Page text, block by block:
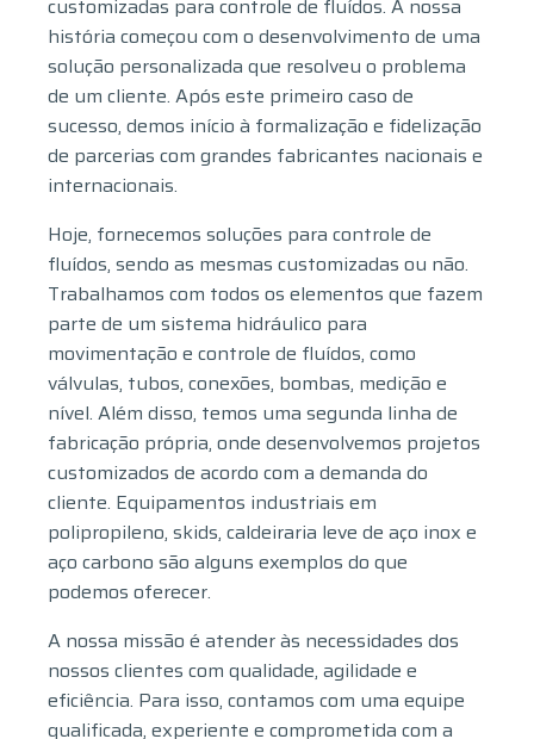
customizadas para controle de fluídos. A nossa
história começou com o desenvolvimento de uma
solução personalizada que resolveu o problema
de um cliente. Após este primeiro caso de
sucesso, demos início à formalização e fidelização
de parcerias com grandes fabricantes nacionais e
internacionais.
Hoje, fornecemos soluções para controle de
fluídos, sendo as mesmas customizadas ou não.
Trabalhamos com todos os elementos que fazem
parte de um sistema hidráulico para
movimentação e controle de fluídos, como
válvulas, tubos, conexões, bombas, medição e
nível. Além disso, temos uma segunda linha de
fabricação própria, onde desenvolvemos projetos
customizados de acordo com a demanda do
cliente. Equipamentos industriais em
polipropileno, skids, caldeiraria leve de aço inox e
aço carbono são alguns exemplos do que
podemos oferecer.
A nossa missão é atender às necessidades dos
nossos clientes com qualidade, agilidade e
eficiência. Para isso, contamos com uma equipe
qualificada, experiente e comprometida com a